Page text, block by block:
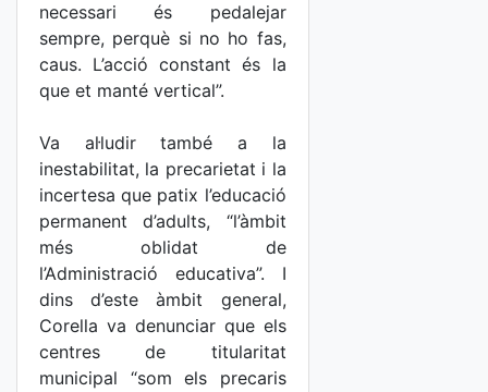
necessari és pedalejar
sempre, perquè si no ho fas,
caus. L’acció constant és la
que et manté vertical”.
Va al·ludir també a la
inestabilitat, la precarietat i la
incertesa que patix l’educació
permanent d’adults, “l’àmbit
més oblidat de
l’Administració educativa”. I
dins d’este àmbit general,
Corella va denunciar que els
centres de titularitat
municipal “som els precaris